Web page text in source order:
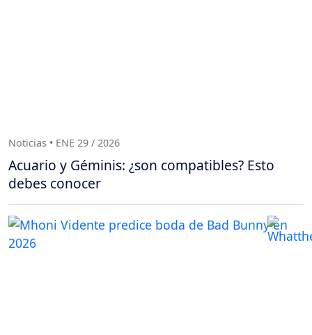
Noticias • ENE 29 / 2026
Acuario y Géminis: ¿son compatibles? Esto
debes conocer